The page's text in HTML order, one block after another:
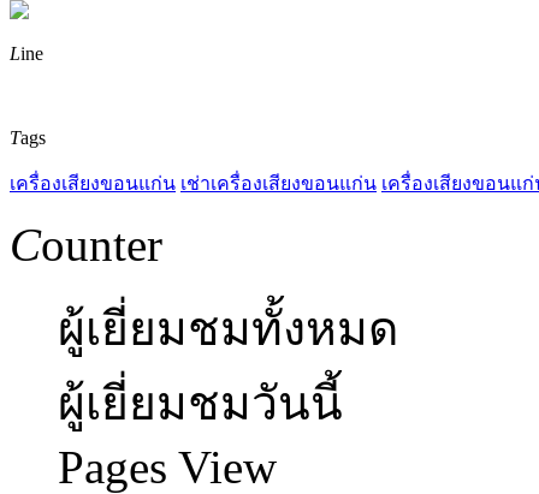
Line
Tags
เครื่องเสียงขอนแก่น เช่าเครื่องเสียงขอนแก่น เครื่องเสียงขอนแ
Counter
ผู้เยี่ยมชมทั้งหมด
ผู้เยี่ยมชมวันนี้
Pages View